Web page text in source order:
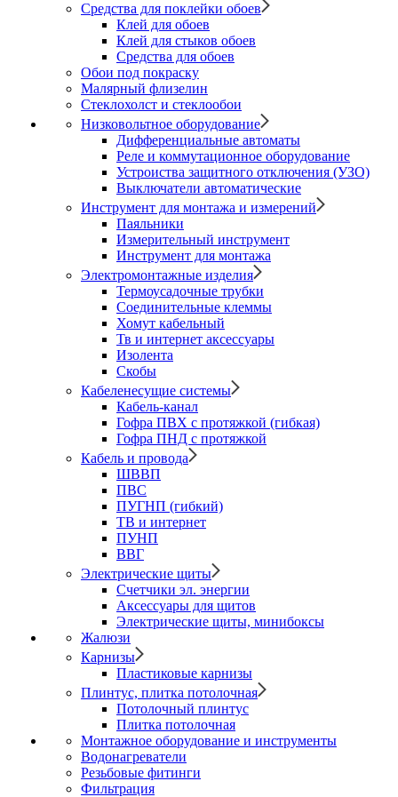
Средства для поклейки обоев
Клей для обоев
Клей для стыков обоев
Средства для обоев
Обои под покраску
Малярный флизелин
Стеклохолст и стеклообои
Низковольтное оборудование
Дифференциальные автоматы
Реле и коммутационное оборудование
Устроиства защитного отключения (УЗО)
Выключатели автоматические
Инструмент для монтажа и измерений
Паяльники
Измерительный инструмент
Инструмент для монтажа
Электромонтажные изделия
Термоусадочные трубки
Соединительные клеммы
Хомут кабельный
Тв и интернет аксессуары
Изолента
Скобы
Кабеленесущие системы
Кабель-канал
Гофра ПВХ с протяжкой (гибкая)
Гофра ПНД с протяжкой
Кабель и провода
ШВВП
ПВС
ПУГНП (гибкий)
ТВ и интернет
ПУНП
ВВГ
Электрические щиты
Счетчики эл. энергии
Аксессуары для щитов
Электрические щиты, минибоксы
Жалюзи
Карнизы
Пластиковые карнизы
Плинтус, плитка потолочная
Потолочный плинтус
Плитка потолочная
Монтажное оборудование и инструменты
Водонагреватели
Резьбовые фитинги
Фильтрация